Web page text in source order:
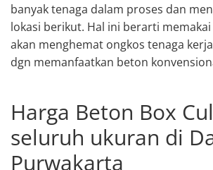
banyak tenaga dalam proses dan
lokasi berikut. Hal ini berarti
akan menghemat ongkos tenaga
dgn memanfaatkan beton
Harga Beton Box
seluruh ukuran di
Purwakarta